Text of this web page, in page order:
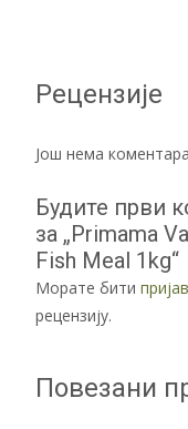
Рецензије
Још нема
Будите први
за „Primama
Fish Meal 1kg“
Морате бити
рецензију.
Повезани